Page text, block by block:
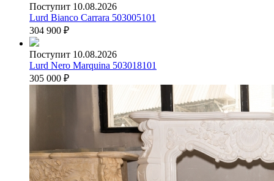
Поступит 10.08.2026
Lurd Bianco Carrara 503005101
304 900 ₽
Поступит 10.08.2026
Lurd Nero Marquina 503018101
305 000 ₽